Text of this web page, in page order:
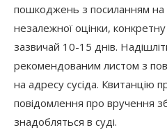
пошкоджень з посиланням на
незалежної оцінки, конкретну
зазвичай 10-15 днів.
рекомендованим листом з
на адресу сусіда. Квитанцію
повідомлення про вручення
знадобляться в суді.